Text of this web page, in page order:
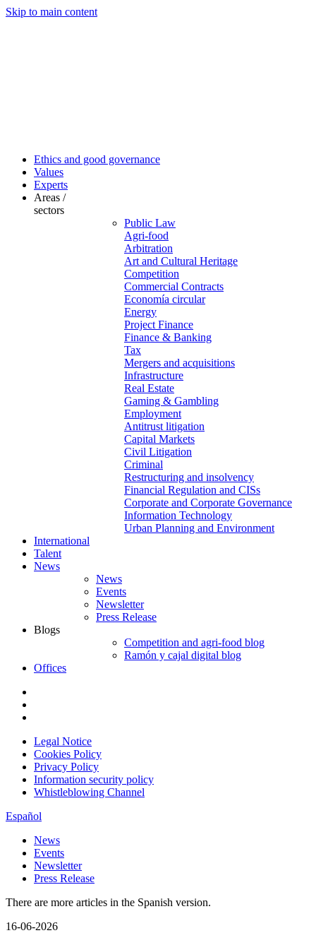
Skip to main content
Ethics and good governance
Values
Experts
Areas /
sectors
Public Law
Agri-food
Arbitration
Art and Cultural Heritage
Competition
Commercial Contracts
Economía circular
Energy
Project Finance
Finance & Banking
Tax
Mergers and acquisitions
Infrastructure
Real Estate
Gaming & Gambling
Employment
Antitrust litigation
Capital Markets
Civil Litigation
Criminal
Restructuring and insolvency
Financial Regulation and CISs
Corporate and Corporate Governance
Information Technology
Urban Planning and Environment
International
Talent
News
News
Events
Newsletter
Press Release
Blogs
Competition and agri-food blog
Ramón y cajal digital blog
Offices
Legal Notice
Cookies Policy
Privacy Policy
Information security policy
Whistleblowing Channel
Español
News
Events
Newsletter
Press Release
There are more articles in the Spanish version.
16-06-2026